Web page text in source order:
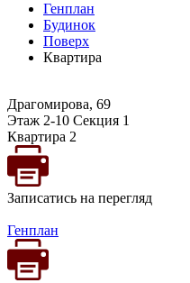
Генплан
Будинок
Поверх
Квартира
Драгомирова, 69
Этаж 2-10 Секция 1
Квартира 2
Записатись на перегляд
Генплан